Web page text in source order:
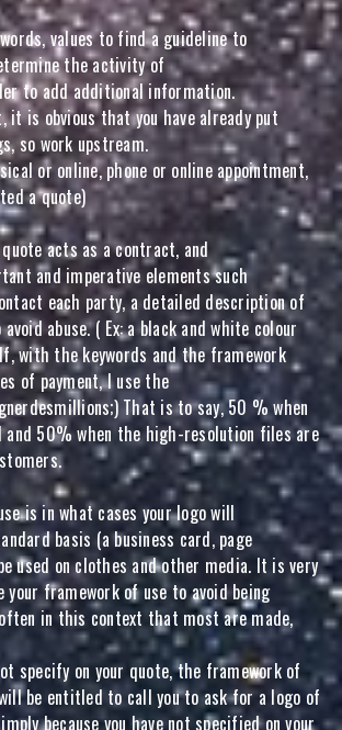
values to find a guideline to
the activity of
to add additional information.
is obvious that you have already put
so work upstream.
or online, phone or online appointment,
a quote)
acts as a contract, and
and imperative elements such
each party, a detailed description of
abuse. ( Ex: a black and white colour
with the keywords and the framework
of payment, I use the
That is to say, 50 % when
and 50% when the high-resolution files are
is in what cases your logo will
basis (a business card, page
used on clothes and other media. It is very
framework of use to avoid being
in this context that most are made,
specify on your quote, the framework of
be entitled to call you to ask for a logo of
because you have not specified on your